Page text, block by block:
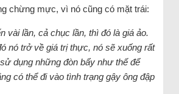
chừng mực, vì nó cũng có mặt trái:
vài lần, cả chục lần, thì đó là giá ảo.
nó trở về giá trị thực, nó sẽ xuống rất
dụng những đòn bẩy như thế để
có thể đi vào tình trạng gậy ông đập